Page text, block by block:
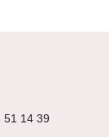
51 14 39